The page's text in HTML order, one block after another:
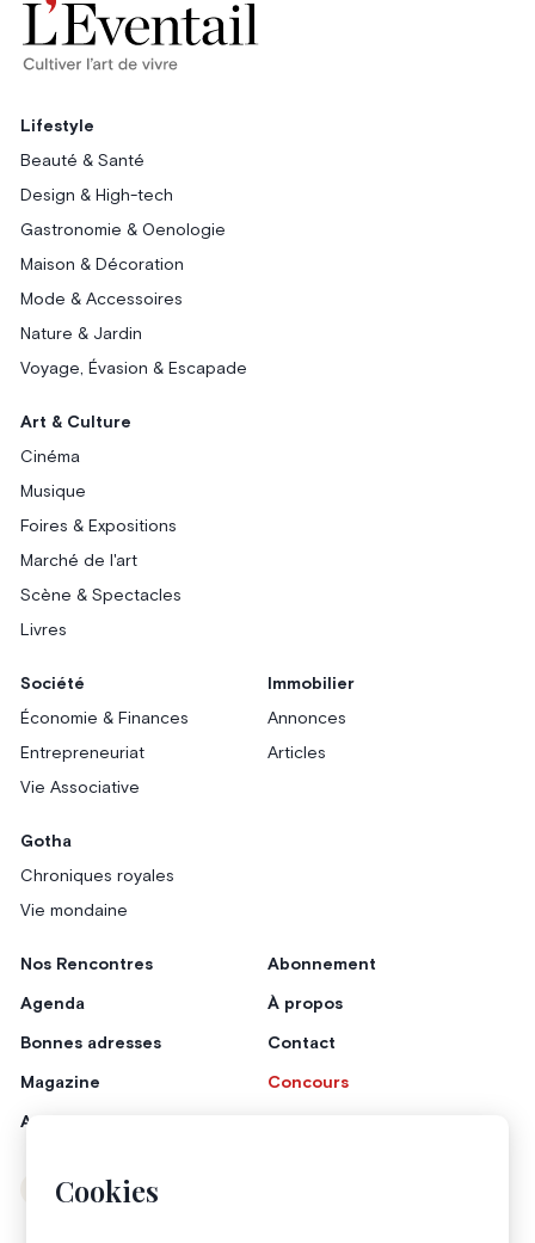
Cookies
Lifestyle
Beauté & Santé
Design & High-tech
Gastronomie & Oenologie
Maison & Décoration
Mode & Accessoires
Nature & Jardin
Voyage, Évasion & Escapade
Art & Culture
Cinéma
Musique
Foires & Expositions
Marché de l'art
Scène & Spectacles
Livres
Société
Économie & Finances
Entrepreneuriat
Vie Associative
Immobilier
Annonces
Articles
Gotha
Chroniques royales
Vie mondaine
Nos Rencontres
Agenda
Bonnes adresses
Magazine
Annonceurs
Abonnement
À propos
Contact
Concours
Instagram